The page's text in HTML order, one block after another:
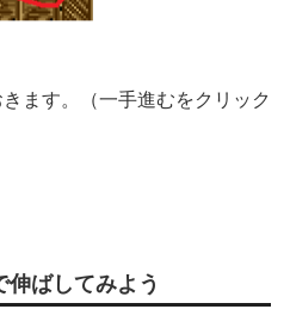
ます。（一手進むをクリック
ばしてみよう